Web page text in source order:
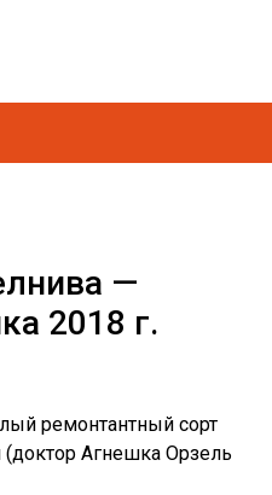
—
2018 г.
ремонтантный сорт
Агнешка Орзель